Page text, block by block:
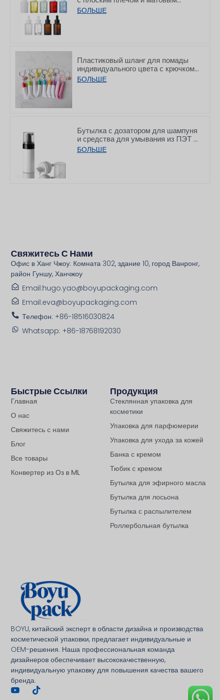
белым покрытием, с капельницей,
объемом 10/30/50/60/80/100 мл
БОЛЬШЕ
Пластиковый шланг для помады
индивидуального цвета с крючком,
8/15 г
БОЛЬШЕ
Бутылка с дозатором для шампуня
и средства для умывания из ПЭТ с
плоской горловиной, 150/200 мл
БОЛЬШЕ
BOYU, китайский эксперт в области дизайна и производства
косметической упаковки, предлагает индивидуальные и
OEM-решения. Наша профессиональная команда
дизайнеров обеспечивает высококачественную,
индивидуальную упаковку для повышения качества вашего
бренда.
Продукция
Стеклянная упаковка для
косметики
Упаковка для парфюмерии
Упаковка для ухода за кожей
Банка с кремом
Тюбик с кремом
Бутылка для эфирного масла
Бутылка для лосьона
Бутылка с распылителем
Роллербольная бутылка
Быстрые Ссылки
Главная
О нас
Свяжитесь с нами
Блог
Все товары
Конвертер из Оз в ML
Свяжитесь С Нами
Офис в Ханг Чжоу: Комната 302, здание 10, город Ванронг,
район Гуншу, Ханчжоу
Email:hugo.yao@boyupackaging.com
Email:eva@boyupackaging.com
Телефон: +86-18516030824
Whatsapp: +86-18768192030
한국어
العربية
Français